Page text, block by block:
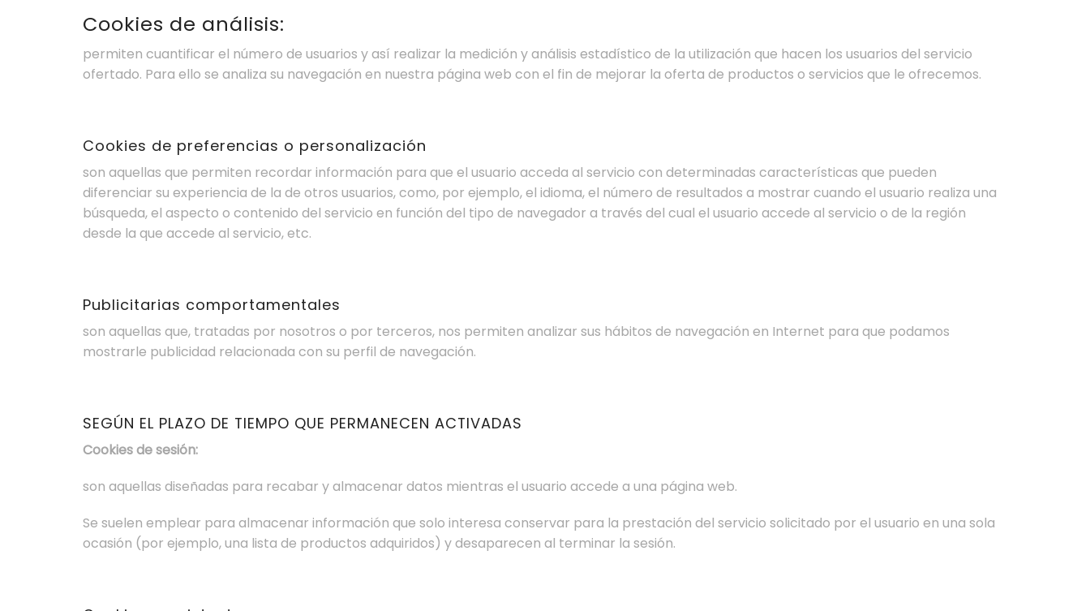
Cookies de análisis:
permiten cuantificar el número de usuarios y así realizar la medición y análisis estadístico de la utilización que hacen los usuarios del servicio
ofertado. Para ello se analiza su navegación en nuestra página web con el fin de mejorar la oferta de productos o servicios que le ofrecemos.
Cookies de preferencias o personalización
son aquellas que permiten recordar información para que el usuario acceda al servicio con determinadas características que pueden
diferenciar su experiencia de la de otros usuarios, como, por ejemplo, el idioma, el número de resultados a mostrar cuando el usuario realiza una
búsqueda, el aspecto o contenido del servicio en función del tipo de navegador a través del cual el usuario accede al servicio o de la región
desde la que accede al servicio, etc.
Publicitarias comportamentales
son aquellas que, tratadas por nosotros o por terceros, nos permiten analizar sus hábitos de navegación en Internet para que podamos
mostrarle publicidad relacionada con su perfil de navegación.
SEGÚN EL PLAZO DE TIEMPO QUE PERMANECEN ACTIVADAS
Cookies de sesión:
son aquellas diseñadas para recabar y almacenar datos mientras el usuario accede a una página web.
Se suelen emplear para almacenar información que solo interesa conservar para la prestación del servicio solicitado por el usuario en una sola
ocasión (por ejemplo, una lista de productos adquiridos) y desaparecen al terminar la sesión.